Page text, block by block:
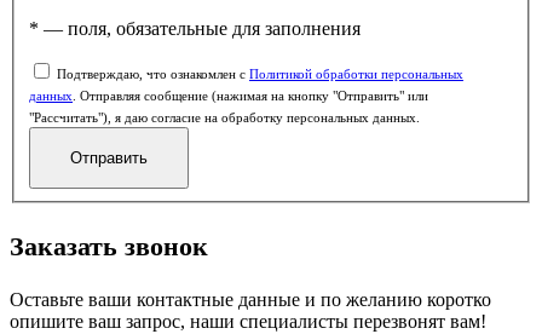
* — поля, обязательные для заполнения
Подтверждаю, что ознакомлен с Политикой обработки персональных
данных. Отправляя сообщение (нажимая на кнопку "Отправить" или
"Рассчитать"), я даю согласие на обработку персональных данных.
Заказать звонок
Оставьте ваши контактные данные и по желанию коротко
опишите ваш запрос, наши специалисты перезвонят вам!